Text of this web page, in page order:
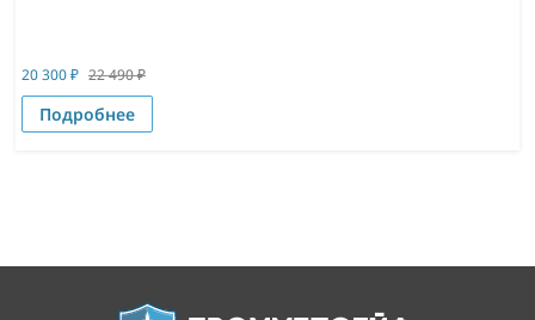
20 300₽ 22 490₽
Подробнее